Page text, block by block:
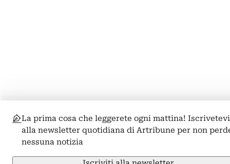
La prima cosa che leggerete ogni mattina! Iscrivetevi
alla newsletter quotidiana di Artribune per non
nessuna notizia